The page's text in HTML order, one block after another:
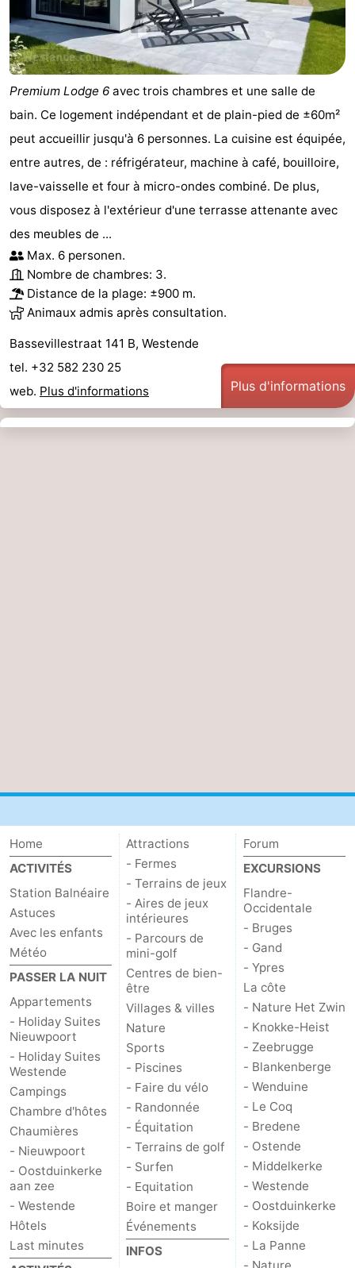
Premium Lodge 6 avec trois chambres et une salle de
bain. Ce logement indépendant et de plain-pied de ±60m²
peut accueillir jusqu'à 6 personnes. La cuisine est équipée,
entre autres, de : réfrigérateur, machine à café, bouilloire,
lave-vaisselle et four à micro-ondes combiné. De plus,
vous disposez à l'extérieur d'une terrasse attenante avec
des meubles de ...
Max. 6 personen.
Nombre de chambres: 3.
Distance de la plage: ±900 m.
Animaux admis après consultation.
Bassevillestraat 141 B, Westende
tel. +32 582 230 25
web. Plus d'informations Plus d'informations
Home
ACTIVITÉS
Station Balnéaire
Astuces
Avec les enfants
Météo
PASSER LA NUIT
Appartements
- Holiday Suites
Nieuwpoort
- Holiday Suites
Westende
Campings
Chambre d'hôtes
Chaumières
- Nieuwpoort
- Oostduinkerke
aan zee
- Westende
Hôtels
Last minutes
Attractions
- Fermes
- Terrains de jeux
- Aires de jeux
intérieures
- Parcours de
mini-golf
Centres de bien-
être
Villages & villes
Nature
Sports
- Piscines
- Faire du vélo
- Randonnée
- Équitation
- Terrains de golf
- Surfen
- Equitation
Boire et manger
Événements
INFOS
Forum
EXCURSIONS
Flandre-
Occidentale
- Bruges
- Gand
- Ypres
La côte
- Nature Het Zwin
- Knokke-Heist
- Zeebrugge
- Blankenberge
- Wenduine
- Le Coq
- Bredene
- Ostende
- Middelkerke
- Westende
- Oostduinkerke
- Koksijde
- La Panne
- Nature